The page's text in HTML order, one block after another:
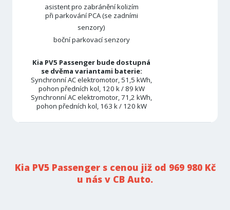
asistent pro zabránění kolizím
při parkování PCA (se zadními
senzory)
boční parkovací senzory
Kia PV5 Passenger bude dostupná
se dvěma variantami baterie:
Synchronní AC elektromotor, 51,5 kWh,
pohon předních kol, 120 k / 89 kW
Synchronní AC elektromotor, 71,2 kWh,
pohon předních kol, 163 k / 120 kW
Kia PV5 Passenger s cenou již od 969 980 Kč
u nás v CB Auto.